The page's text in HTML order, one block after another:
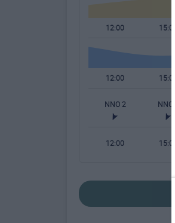
12:00 15:00
12:00 15:00
NNO 2 NNO 2
12:00 15:00